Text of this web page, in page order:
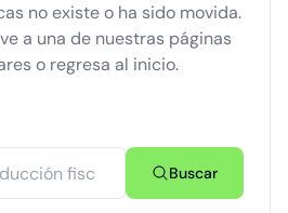
no existe o ha sido movida.
a una de nuestras páginas
o regresa al inicio.
Buscar